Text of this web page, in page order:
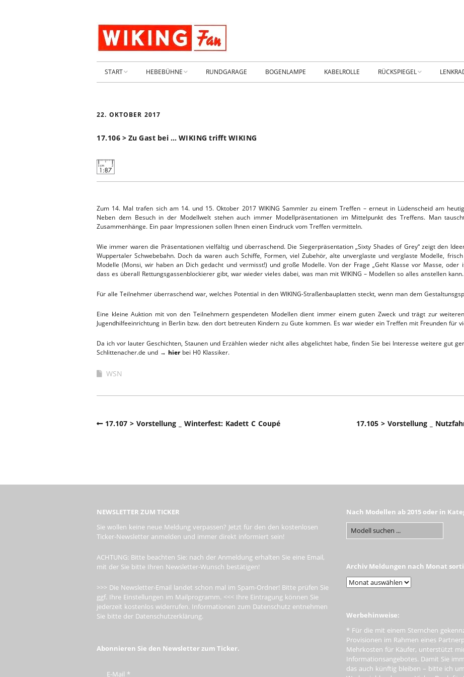
START
ARCHIV 2009-2014
SHOP _ Beta SHOP-STARTSEITE
KIESPLATZ
ERSATZTEIL-SERVICE
HEBEBÜHNE
HEBEBÜHNE 2025
HEBEBÜHNE 2024
HEBEBÜHNE 2021
HEBEBÜHNE 2019
HEBEBÜHNE 2018
RUNDGARAGE BOGENLAMPE KABELROLLE RÜCKSPIEGEL
22. OKTOBER 2017
17.106 > Zu Gast bei … WIKING trifft WIKING
Zum 14. Mal trafen sich am 14. und 15. Oktober 2017 WIKING Sammler zu einem Treffen – erneut in Lüdenscheid am
Neben dem Besuch in der Modellwelt stehen auch immer Modellpräsentationen im Mittelpunkt des Treffens. Man
Zusammenhänge. Ein paar Impressionen sollen Ihnen einen Eindruck vom Treffen vermitteln.
Wie immer waren die Präsentationen vielfältig und überraschend. Die Siegerpräsentation „Sixty Shades of Grey“ zeigt den
Wuppertaler Schwebebahn. Doch da waren auch Schiffe, Formen, viel Zubehör, alte unverglaste und verglaste Modelle,
Modelle (Monsi, wir haben an Dich gedacht und vermisst!) und große Modelle. Von der Frage „Geht Klasse vor Masse, oder
dass es überall Rettungsgassenblockierer gibt, war wieder vieles dabei, was man mit WIKING – Modellen so alles anstellen kann.
Für alle Teilnehmer überraschend war, welches Potential in den WIKING-Straßenbauplatten steckt, wenn man dem
Eine kleine Auktion mit von den Teilnehmern gespendeten Modellen dient immer einem guten Zweck und trägt zur
Jugendhilfeeinrichtung in Berlin bzw. den dort betreuten Kindern zu Gute kommen. Es war wieder ein Treffen mit Freunden für
Da ich vor lauter Geschichten, Staunen und Erzählen wieder nicht alles abgelichtet habe, finden Sie bei Interesse weitere gut
Schlittenacher.de und → hierbei H0 Klassiker.
WSN
17.107 > Vorstellung _ Winterfest: Kadett C Coupé 17.105 > Vorstellung _
NEWSLETTER ZUM TICKER
Sie wollen keine neue Meldung verpassen? Jetzt für den den kostenlosen
Ticker-Newsletter anmelden und immer direkt informiert sein!
ACHTUNG: Bitte beachten Sie: nach der Anmeldung erhalten Sie eine Email,
mit der Sie bitte Ihren Newsletter-Wunsch bestätigen!
>>> Die Newsletter-Email landet schon mal im Spam-Ordner! Bitte prüfen Sie
ggf. Ihre Einstellungen im Mailprogramm. <<< Ihre Eintragung können Sie
jederzeit kostenlos widerrufen. Informationen zum Datenschutz entnehmen
Sie bitte der Datenschutzerklärung.
Abonnieren Sie den Newsletter zum Ticker.
E-Mail *
Nach Modellen ab 2015 oder in
Archiv Meldungen nach Monat
Werbehinweise:
* Für die mit einem Sternchen
Provisionen im Rahmen eines
Mehrkosten für Käufer, unterstützt
Informationsangebotes. Damit Sie
das auch künftig bleiben – bitte ich